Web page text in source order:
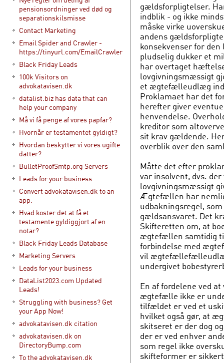
pensionsordninger ved død og
separationskilsmisse
Contact Marketing
Email Spider and Crawler -
https://tinyurl.com/EmailCrawler
Black Friday Leads
100k Visitors on
advokatavisen.dk
datalist.biz has data that can
help your company
Må vi få penge af vores papfar?
Hvornår er testamentet gyldigt?
Hvordan beskytter vi vores ugifte
datter?
BulletProofSmtp.org Servers
Leads for your business
Convert advokatavisen.dk to an
app.
Hvad koster det at få et
testamente gyldiggjort af en
notar?
Black Friday Leads Database
Marketing Servers
Leads for your business
DataList2023.com Updated
Leads!
Struggling with business? Get
your App Now!
advokatavisen.dk citation
advokatavisen.dk on
DirectoryBump.com
To the advokatavisen.dk
gældsforpligtelser.
indblik - og ikke
måske virke
andens
konsekvenser for
pludselig dukker et
har overtaget
lovgivningsmæssigt
et ægtefælleudlæg
Proklamaet har det
herefter giver
henvendelse.
kreditor som
sit krav gældende.
overblik over den
Måtte det efter
var insolvent, dvs.
lovgivningsmæssigt
Ægtefællen har
udbakningsregel,
gældsansvaret. Det
Skifteretten om, at
ægtefællen samtidig
forbindelse med
vil
undergivet
En af fordelene ved
ægtefælle ikke er
tilfældet er ved et
hvilket også gør, at
skitseret er der dog
der er ved enhver
som regel ikke
skifteformer er